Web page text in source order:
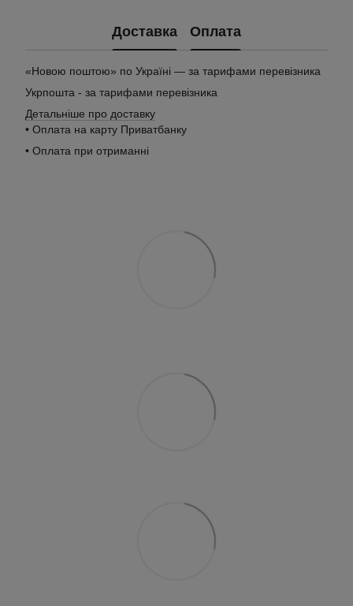
Доставка Оплата
«Новою поштою» по Україні — за тарифами перевізника
Укрпошта - за тарифами перевізника
Детальніше про доставку
• Оплата на карту Приватбанку
• Оплата при отриманні